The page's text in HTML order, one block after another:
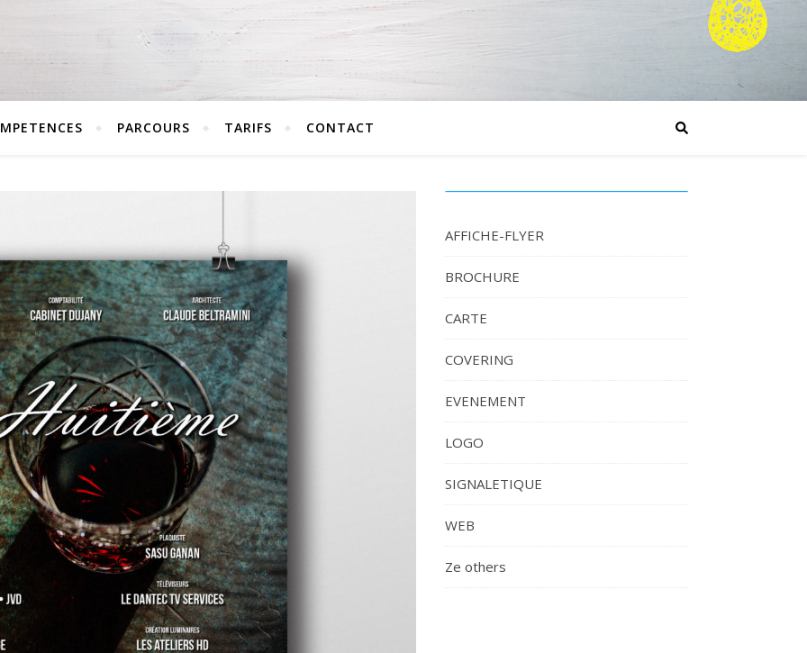
PARCOURS TARIFS CONTACT
AFFICHE-FLYER
BROCHURE
CARTE
COVERING
EVENEMENT
LOGO
SIGNALETIQUE
WEB
Ze others